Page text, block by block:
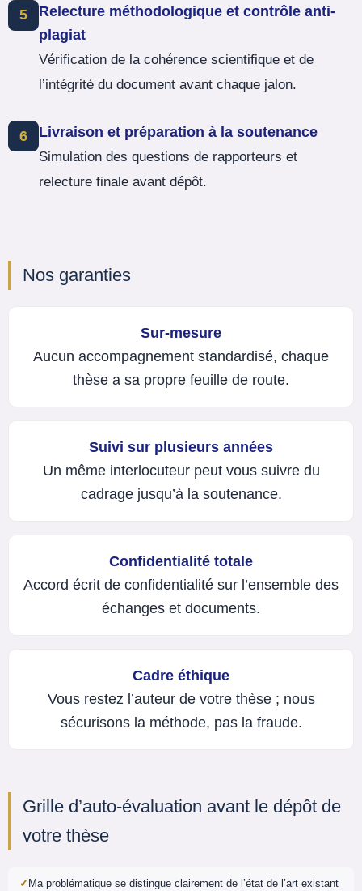
5
Relecture méthodologique et contrôle anti-
plagiat
Vérification de la cohérence scientifique et de
l’intégrité du document avant chaque jalon.
6 Livraison et préparation à la soutenance
Simulation des questions de rapporteurs et
relecture finale avant dépôt.
Nos garanties
Sur-mesure
Aucun accompagnement standardisé, chaque
thèse a sa propre feuille de route.
Suivi sur plusieurs années
Un même interlocuteur peut vous suivre du
cadrage jusqu’à la soutenance.
Confidentialité totale
Accord écrit de confidentialité sur l’ensemble des
échanges et documents.
Cadre éthique
Vous restez l’auteur de votre thèse ; nous
sécurisons la méthode, pas la fraude.
Grille d’auto-évaluation avant le dépôt de
votre thèse
Ma problématique se distingue clairement de l’état de l’art existant